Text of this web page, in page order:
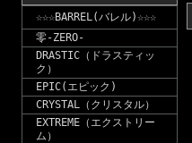
☆☆☆BARREL(バレル)☆☆☆
零-ZERO-
DRASTIC（ドラスティッ
ク）
EPIC(エピック)
CRYSTAL（クリスタル）
EXTREME（エクストリー
ム）